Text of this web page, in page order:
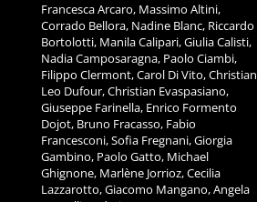
Francesca Arcaro, Massimo Altini,
Corrado Bellora, Nadine Blanc, Riccardo
Bortolotti, Manila Calipari, Giulia Calisti,
Nadia Camposaragna, Paolo Ciambi,
Filippo Clermont, Carol Di Vito, Christian
Leo Dufour, Christian Evaspasiano,
Giuseppe Farinella, Enrico Formento
Dojot, Bruno Fracasso, Fabio
Francesconi, Sofia Fregnani, Giorgia
Gambino, Paolo Gatto, Michael
Ghignone, Marlène Jorrioz, Cecilia
Lazzarotto, Giacomo Mangano, Angela